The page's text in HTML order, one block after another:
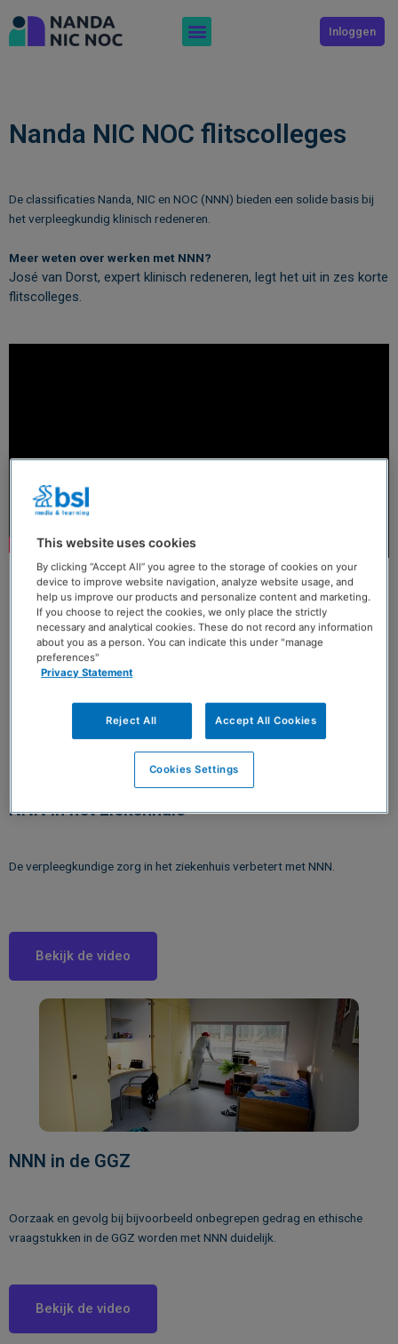
Menu Inloggen
Nanda NIC NOC flitscolleges
De classificaties Nanda, NIC en NOC (NNN) bieden een solide basis bij
het verpleegkundig klinisch redeneren.
Meer weten over werken met NNN?
José van Dorst, expert klinisch redeneren, legt het uit in zes korte
flitscolleges.
NNN in het ziekenhuis
De verpleegkundige zorg in het ziekenhuis verbetert met NNN.
Bekijk de video
NNN in de GGZ
Oorzaak en gevolg bij bijvoorbeeld onbegrepen gedrag en ethische
vraagstukken in de GGZ worden met NNN duidelijk.
Bekijk de video
This website uses cookies
By clicking “Accept All” you agree to the storage of cookies on your
device to improve website navigation, analyze website usage, and
help us improve our products and personalize content and marketing.
If you choose to reject the cookies, we only place the strictly
necessary and analytical cookies. These do not record any information
about you as a person. You can indicate this under "manage
preferences"
Privacy Statement
Reject All Accept All Cookies
Cookies Settings